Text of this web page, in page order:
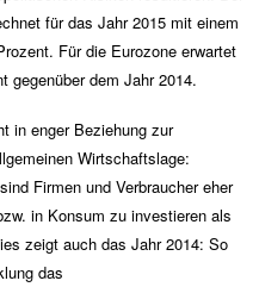
für das Jahr 2015 mit einem
Für die Eurozone erwartet
gegenüber dem Jahr 2014.
in enger Beziehung zur
Wirtschaftslage:
Firmen und Verbraucher eher
in Konsum zu investieren als
zeigt auch das Jahr 2014: So
das